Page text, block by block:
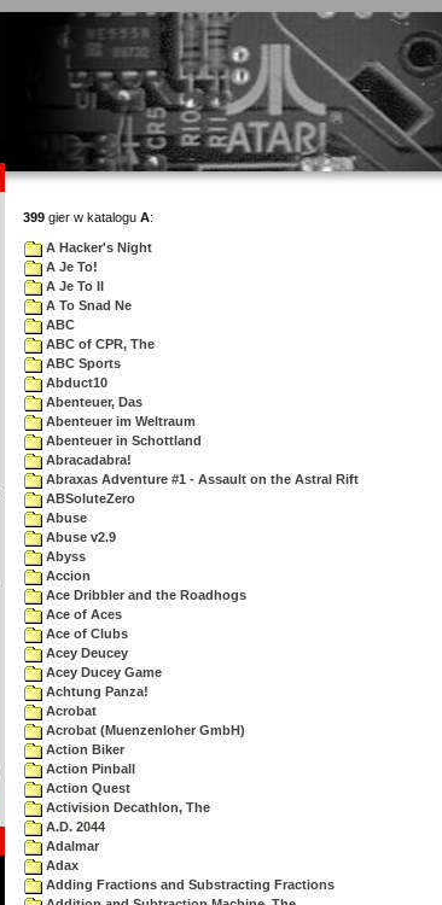
399 gier w katalogu A:
A Hacker's Night
A Je To!
A Je To II
A To Snad Ne
ABC
ABC of CPR, The
ABC Sports
Abduct10
Abenteuer, Das
Abenteuer im Weltraum
Abenteuer in Schottland
Abracadabra!
Abraxas Adventure #1 - Assault on the Astral Rift
ABSoluteZero
Abuse
Abuse v2.9
Abyss
Accion
Ace Dribbler and the Roadhogs
Ace of Aces
Ace of Clubs
Acey Deucey
Acey Ducey Game
Achtung Panza!
Acrobat
Acrobat (Muenzenloher GmbH)
Action Biker
Action Pinball
Action Quest
Activision Decathlon, The
A.D. 2044
Adalmar
Adax
Adding Fractions and Substracting Fractions